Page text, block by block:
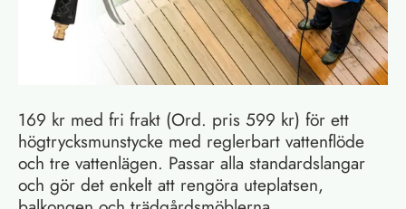
169 kr med fri frakt (Ord. pris 599 kr) för ett
högtrycksmunstycke med reglerbart vattenflöde
och tre vattenlägen. Passar alla standardslangar
och gör det enkelt att rengöra uteplatsen,